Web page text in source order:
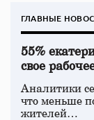
ГЛАВНЫЕ
55%
свое
Аналитики
что меньше
жителей…